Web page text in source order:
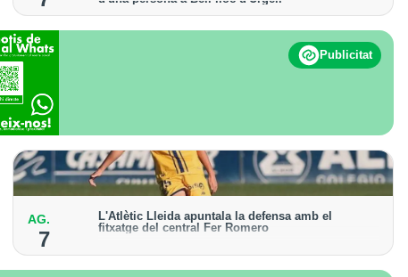
ESPORTS
CONTACTE
Els trens aniran recuperant la freqüència de pas
habitual de forma progressiva
Publicitat
AG.
7
L'Atlètic Lleida apuntala la defensa amb el
fitxatge del central Fer Romero
Abreu